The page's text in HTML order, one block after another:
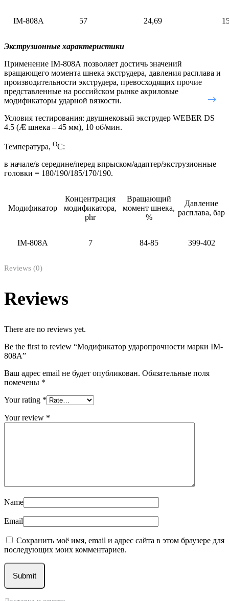
IM-808А 57 24,69
Экструзионные характеристики
Применение IM-808А позволяет достичь значений
вращающего момента шнека экструдера, давления расплава и
производительности экструдера, превосходящих прочие
представленные на российском рынке акриловые
модификаторы ударной вязкости.
Условия тестирования: двушнековый экструдер WEBER DS
4.5 (Æ шнека – 45 мм), 10 об/мин.
Температура, ОС:
в начале/в середине/перед впрыском/адаптер/экструзионные
головки = 180/190/185/170/190.
Модификатор
Концентрация
модификатора,
phr
Вращающий
момент шнека,
%
Давление
расплава, бар
IM-808А 7 84-85 399-402
Reviews (0)
Reviews
There are no reviews yet.
Be the first to review “Модификатор ударопрoчности марки IM-
808A”
Ваш адрес email не будет опубликован. Обязательные поля
помечены *
Your rating *
Your review *
Name
Email
Сохранить моё имя, email и адрес сайта в этом браузере для
последующих моих комментариев.